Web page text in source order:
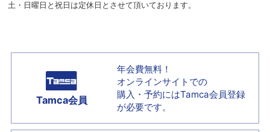
土・日曜日と祝日は定休日とさせて頂いております。
Tamca会員
年会費無料！
オンラインサイトでの
購入・予約にはTamca会員登録
が必要です。